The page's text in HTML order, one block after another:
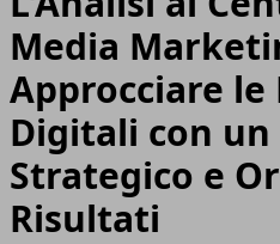
Media
Approcciare
Digitali con
Strategico e
Risultati